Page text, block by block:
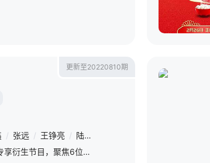
更新至20220810期
/ 张远 / 王铮亮 / 陆虎
《快乐再出发》的会员专享衍生节目，聚焦6位“快乐男声”文化音乐之旅途中的趣味互动，加量放送正片之外的未播衍生花絮内容。